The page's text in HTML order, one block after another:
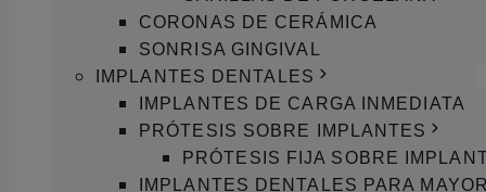
CORONAS DE CERÁMICA
SONRISA GINGIVAL
IMPLANTES DENTALES
IMPLANTES DE CARGA INMEDIATA
PRÓTESIS SOBRE IMPLANTES
PRÓTESIS FIJA SOBRE
IMPLANTES DENTALES PARA